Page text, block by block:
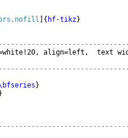
{ hf-tikz}
align=left,  text
}
}